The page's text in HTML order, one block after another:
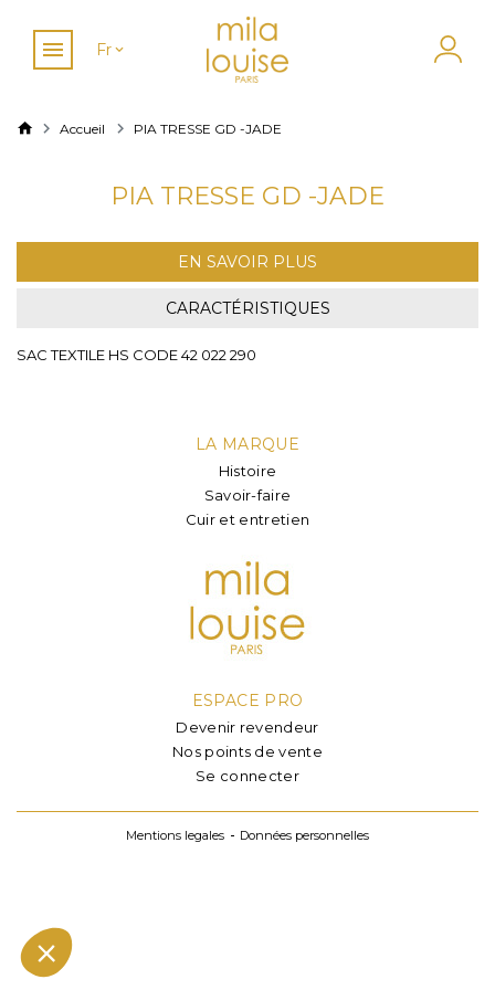
Fr
Accueil PIA TRESSE GD -JADE
PIA TRESSE GD -JADE
EN SAVOIR PLUS
CARACTÉRISTIQUES
SAC TEXTILE HS CODE 42 022 290
LA MARQUE
Histoire
Savoir-faire
Cuir et entretien
ESPACE PRO
Devenir revendeur
Nos points de vente
Se connecter
Mentions legales Données personnelles